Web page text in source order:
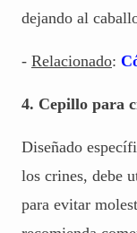
dejando al
- Relacionado:
4. Cepillo para
Diseñado
los crines, debe
para evitar